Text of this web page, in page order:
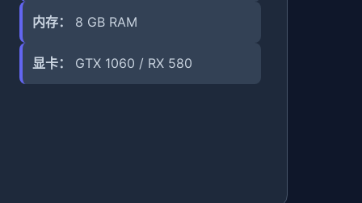
内存： 8 GB RAM
显卡： GTX 1060 / RX 580